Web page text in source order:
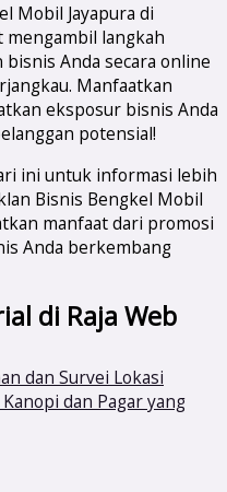
Mobil Jayapura di
mengambil langkah
Anda secara online
Manfaatkan
eksposur bisnis Anda
potensial!
ini untuk informasi lebih
Bisnis Bengkel Mobil
manfaat dari promosi
Anda berkembang
di Raja Web